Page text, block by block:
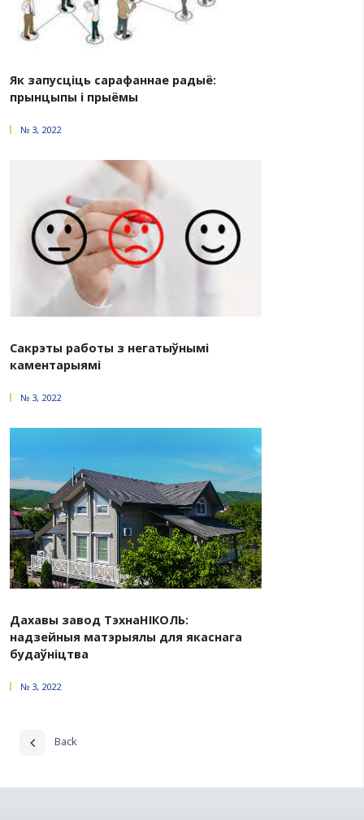
№ 2, 2026
Ключавы знешнегандлёвы партнёр
№ 2, 2026